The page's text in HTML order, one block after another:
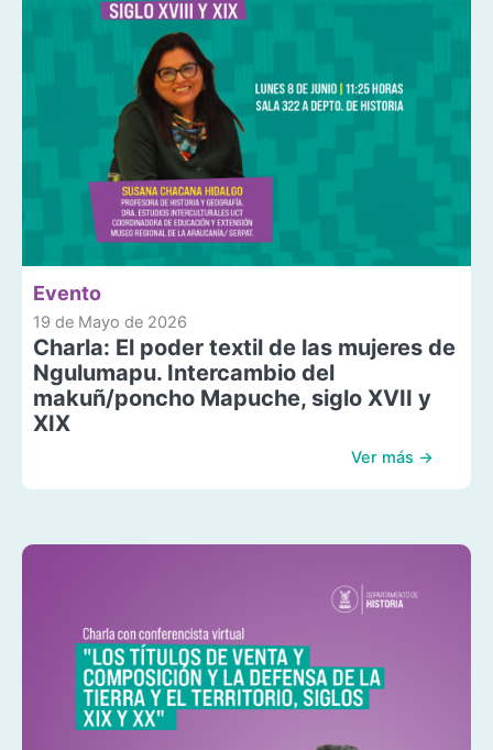
Evento
19 de Mayo de 2026
Charla: El poder textil de las mujeres de
Ngulumapu. Intercambio del
makuñ/poncho Mapuche, siglo XVII y
XIX
Ver más →